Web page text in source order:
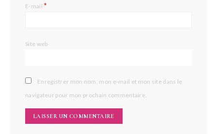
E-mail*
Site web
Enregistrer mon nom, mon e-mail et mon site dans le
navigateur pour mon prochain commentaire.